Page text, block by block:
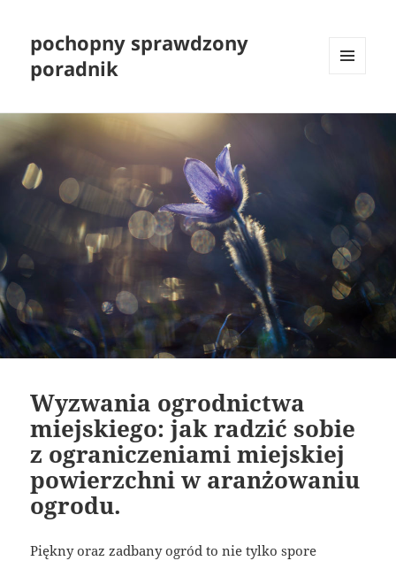
pochopny sprawdzony
poradnik
WIDGETY
Wyzwania ogrodnictwa
miejskiego: jak radzić sobie
z ograniczeniami miejskiej
powierzchni w aranżowaniu
ogrodu.
Piękny oraz zadbany ogród to nie tylko spore